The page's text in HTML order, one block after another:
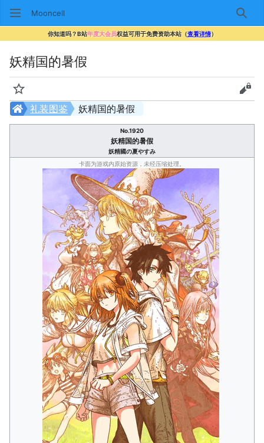
Mooncell 搜索
你知道吗？B站年度大会员权益可用于免费资助本站（查看详情）
妖精国的暑假
监视 查看
妖精国的暑假
礼装图鉴
No.1920
妖精国的暑假
妖精國の夏やすみ
卡面为游戏内原始资源，未经压缩处理。